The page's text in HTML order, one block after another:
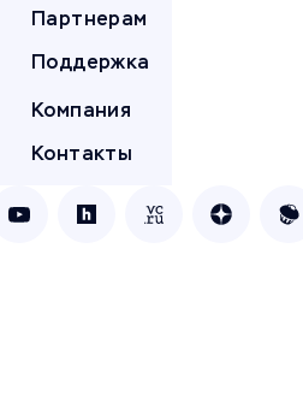
Партнерам
Поддержка
Компания
Контакты